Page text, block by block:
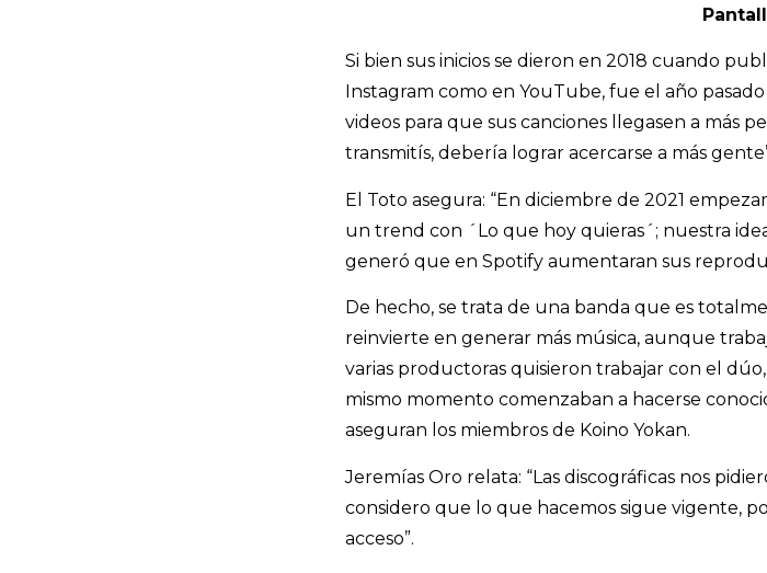
Si bien sus inicios se dieron en 2018 cuando
Instagram como en YouTube, fue el año
videos para que sus canciones llegasen a más
transmitís, debería lograr acercarse a más
El Toto asegura: “En diciembre de 2021
un trend con ´Lo que hoy quieras´; nuestra
generó que en Spotify aumentaran sus
De hecho, se trata de una banda que es
reinvierte en generar más música, aunque
varias productoras quisieron trabajar con el
mismo momento comenzaban a hacerse
aseguran los miembros de Koino Yokan.
Jeremías Oro relata: “Las discográficas nos
considero que lo que hacemos sigue vigente,
acceso”.